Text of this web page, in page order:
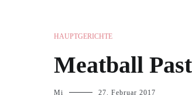
HAUPTGERICHTE
Meatball
Mi 27. Februar 2017